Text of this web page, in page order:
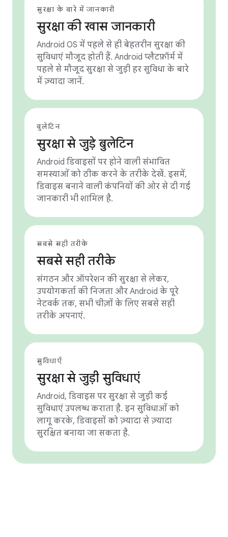
सुरक्षा के बारे में जानकारी
सुरक्षा की खास जानकारी
Android OS में पहले से ही बेहतरीन सुरक्षा की
सुविधाएं मौजूद होती हैं. Android प्लैटफ़ॉर्म में
पहले से मौजूद सुरक्षा से जुड़ी हर सुविधा के बारे
में ज़्यादा जानें.
बुलेटिन
सुरक्षा से जुड़े बुलेटिन
Android डिवाइसों पर होने वाली संभावित
समस्याओं को ठीक करने के तरीके देखें. इसमें,
डिवाइस बनाने वाली कंपनियों की ओर से दी गई
जानकारी भी शामिल है.
सबसे सही तरीके
सबसे सही तरीके
संगठन और ऑपरेशन की सुरक्षा से लेकर,
उपयोगकर्ता की निजता और Android के पूरे
नेटवर्क तक, सभी चीज़ों के लिए सबसे सही
तरीके अपनाएं.
सुविधाएँ
सुरक्षा से जुड़ी सुविधाएं
Android, डिवाइस पर सुरक्षा से जुड़ी कई
सुविधाएं उपलब्ध कराता है. इन सुविधाओं को
लागू करके, डिवाइसों को ज़्यादा से ज़्यादा
सुरक्षित बनाया जा सकता है.